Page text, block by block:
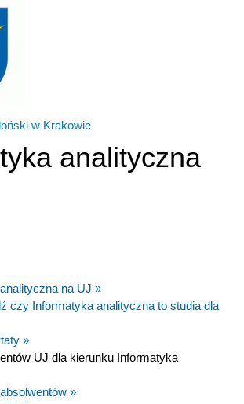
w Krakowie
analityczna
na UJ »
czy Informatyka analityczna to studia dla
»
UJ dla kierunku Informatyka
»